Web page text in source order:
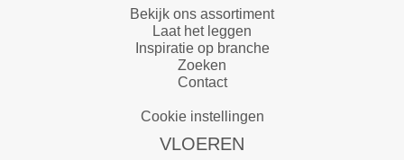
Bekijk ons assortiment
Laat het leggen
Inspiratie op branche
Zoeken
Contact
Cookie instellingen
VLOEREN